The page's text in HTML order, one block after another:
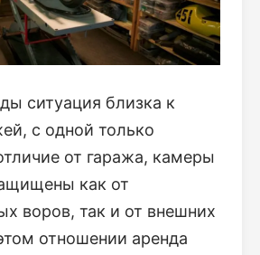
ситуация близка к
с одной только
от гаража, камеры
как от
воров, так и от внешних
отношении аренда